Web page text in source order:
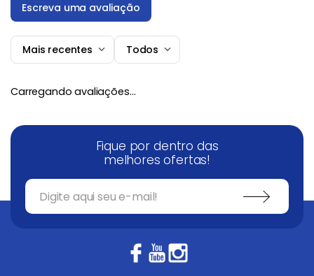
Escreva uma avaliação
Título
Avalie o produto de 1 a 5 estrelas
★
Seu nome
Mais recentes Todos
Carregando avaliações…
Fique por dentro das
melhores ofertas!